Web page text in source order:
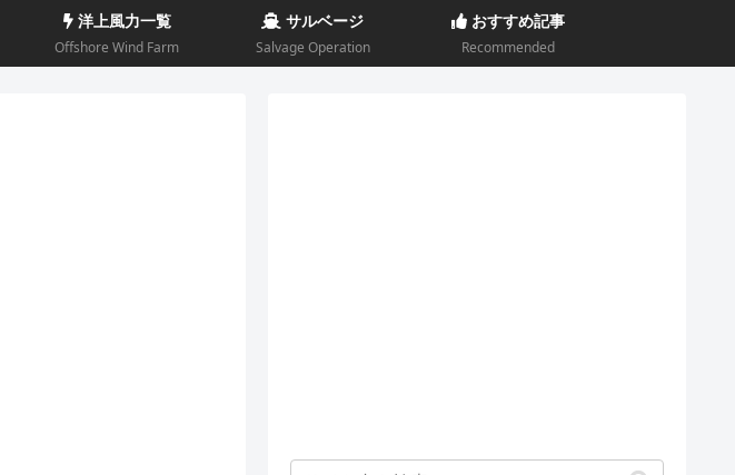
洋上風力一覧
Offshore Wind Farm
サルベージ
Salvage Operation
おすすめ記事
Recommended